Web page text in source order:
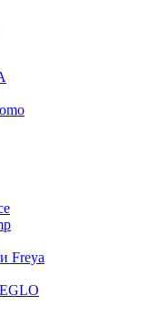
Freya